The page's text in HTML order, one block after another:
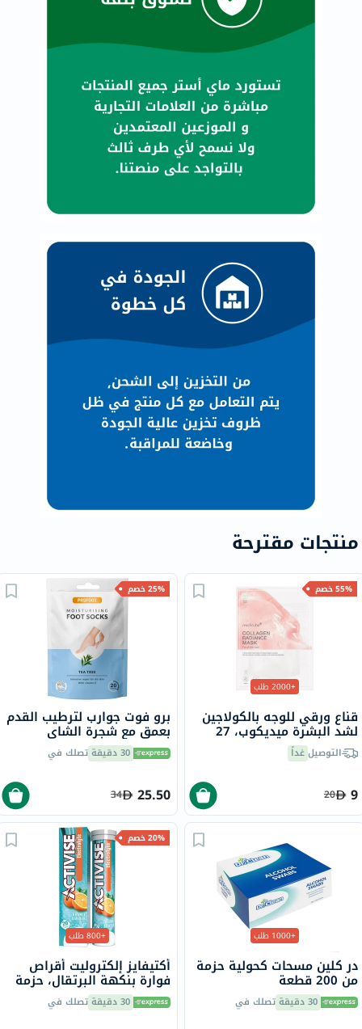
منتجات مقترحة
55% خصم
+2000 طلب
قناع ورقي للوجه بالكولاجين
لشد البشرة ميديكوب، 27
جرامالتوصيلغداً
9
20
25% خصم
برو فوت جوارب لترطيب القدم
بعمق مع شجرة الشاي
وفيتامين E لإصلاح البشرة
الجافة،حزمه من زوج واحد
30 دقيقة تصلك في
25.50
34
+1000 طلب
در كلين مسحات كحولية حزمة
من 200 قطعة
30 دقيقة تصلك في
20% خصم
+800 طلب
أكتيفايز إلكتروليت أقراص
فوارة بنكهة البرتقال، حزمة
من 20 30 دقيقة تصلك في